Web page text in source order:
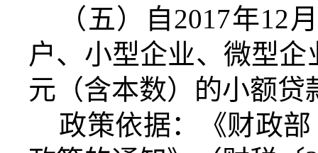
（五）自2017年12
户、小型企业、微型
元（含本数）的小额
政策依据：《财政